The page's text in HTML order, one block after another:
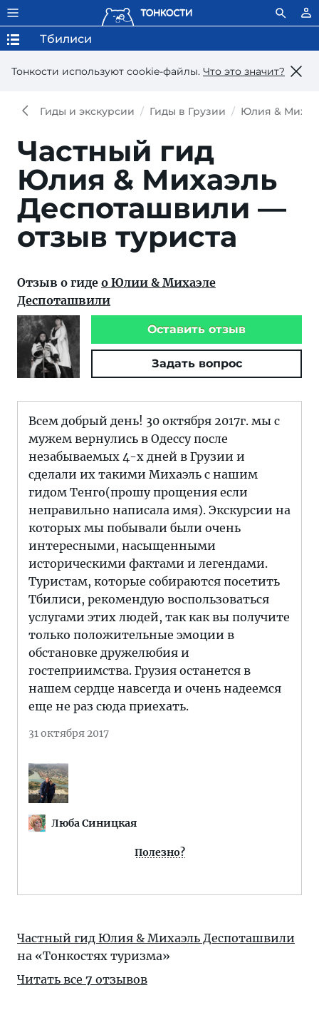
Тонкости используют сookie-файлы. Что это значит?
Тбилиси
Гиды и экскурсии Гиды в Грузии Юлия &
Частный гид
Юлия & Михаэль
Деспоташвили —
отзыв туриста
Отзыв о гиде о Юлии & Михаэле
Деспоташвили
Оставить отзыв
Задать вопрос
Всем добрый день! 30 октября 2017г. мы с
мужем вернулись в Одессу после
незабываемых 4-х дней в Грузии и
сделали их такими Михаэль с нашим
гидом Тенго(прошу прощения если
неправильно написала имя). Экскурсии на
которых мы побывали были очень
интересными, насыщенными
историческими фактами и легендами.
Туристам, которые собираются посетить
Тбилиси, рекомендую воспользоваться
услугами этих людей, так как вы получите
только положительные эмоции в
обстановке дружелюбия и
гостеприимства. Грузия останется в
нашем сердце навсегда и очень надеемся
еще не раз сюда приехать.
31 октября 2017
Люба Синицкая
Полезно?
Частный гид Юлия & Михаэль Деспоташвили
на «Тонкостях туризма»
Читать все 7 отзывов